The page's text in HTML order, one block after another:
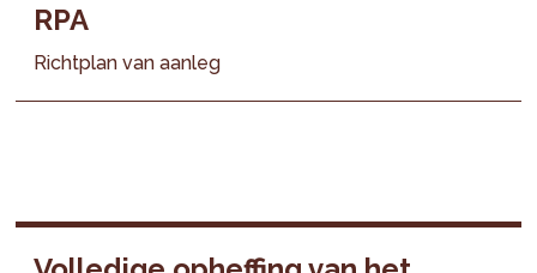
RPA
Richtplan van aanleg